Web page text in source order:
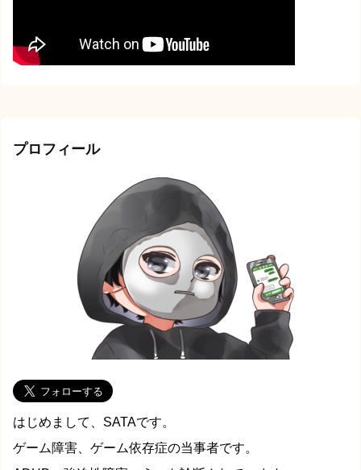
プロフィール
はじめまして、SATAです。
ゲーム障害、ゲーム依存症の当事者です。